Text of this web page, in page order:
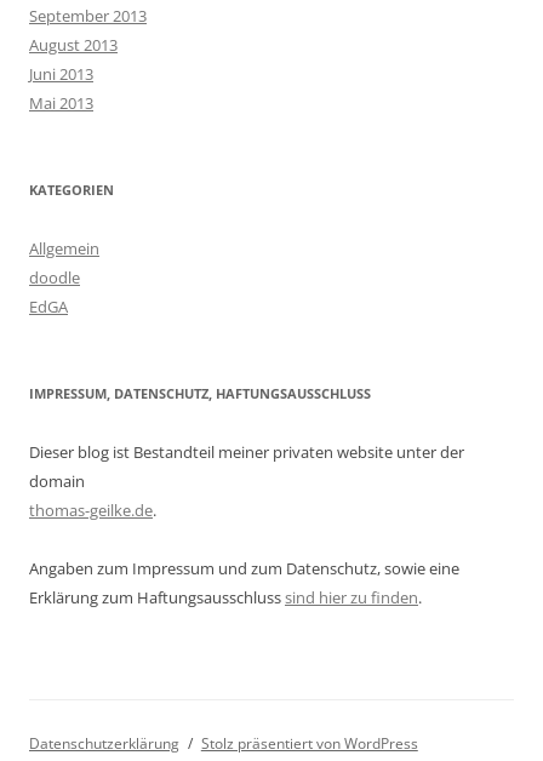
September 2013
August 2013
Juni 2013
Mai 2013
KATEGORIEN
Allgemein
doodle
EdGA
IMPRESSUM, DATENSCHUTZ, HAFTUNGSAUSSCHLUSS
Dieser blog ist Bestandteil meiner privaten website unter der
domain
thomas-geilke.de.
Angaben zum Impressum und zum Datenschutz, sowie eine
Erklärung zum Haftungsausschlusssind hier zu finden.
Datenschutzerklärung Stolz präsentiert von WordPress